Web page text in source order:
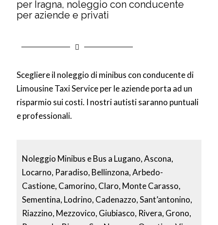
per Iragna, noleggio con conducente
per aziende e privati
Scegliere il noleggio di minibus con conducente di
Limousine Taxi Service per le aziende porta ad un
risparmio sui costi. I nostri autisti saranno puntuali
e professionali.
Noleggio Minibus e Bus a Lugano, Ascona,
Locarno, Paradiso, Bellinzona, Arbedo-
Castione, Camorino, Claro, Monte Carasso,
Sementina, Lodrino, Cadenazzo, Sant’antonino,
Riazzino, Mezzovico, Giubiasco, Rivera, Grono,